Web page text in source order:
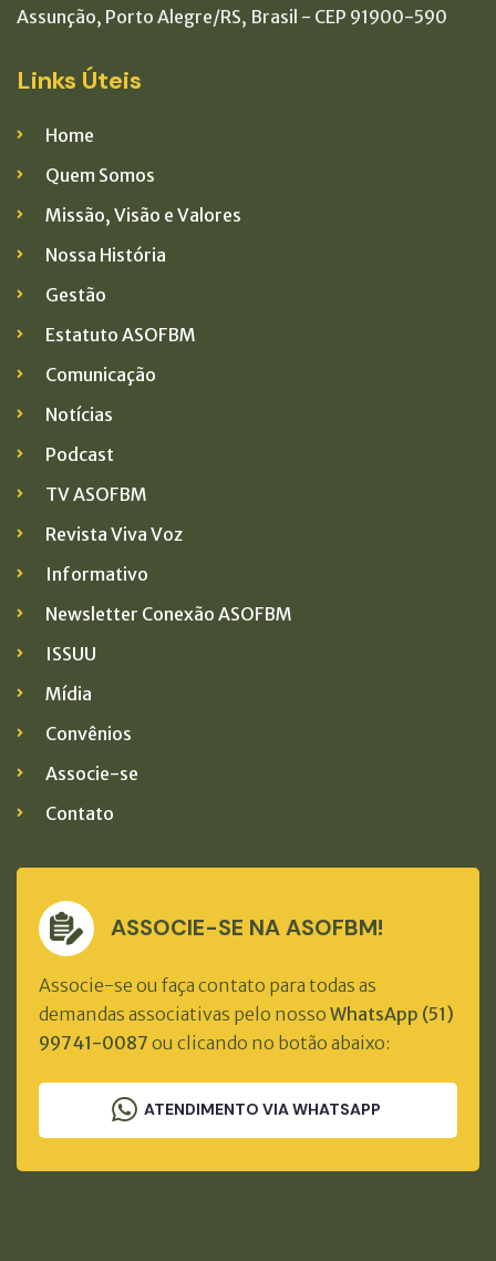
Assunção, Porto Alegre/RS, Brasil - CEP 91900-590
Links Úteis
Home
Quem Somos
Missão, Visão e Valores
Nossa História
Gestão
Estatuto ASOFBM
Comunicação
Notícias
Podcast
TV ASOFBM
Revista Viva Voz
Informativo
Newsletter Conexão ASOFBM
ISSUU
Mídia
Convênios
Associe-se
Contato
ASSOCIE-SE NA ASOFBM!
Associe-se ou faça contato para todas as
demandas associativas pelo nosso WhatsApp (51)
99741-0087 ou clicando no botão abaixo:
ATENDIMENTO VIA WHATSAPP